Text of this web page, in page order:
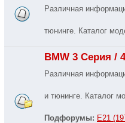
Различная
тюнинге. Каталог
BMW 3 Серия /
Различная
и тюнинге. Каталог
Подфорумы: E21